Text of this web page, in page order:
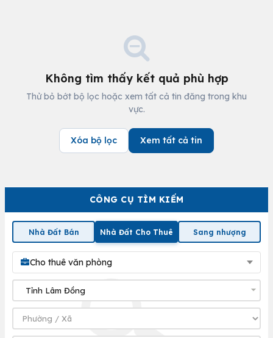
CÔNG CỤ TÌM KIẾM
Nhà Đất Bán Nhà Đất Cho Thuê Sang nhượng
Cho thuê văn phòng
Không tìm thấy kết quả phù hợp
Thử bỏ bớt bộ lọc hoặc xem tất cả tin đăng trong khu
vực.
Xóa bộ lọc Xem tất cả tin